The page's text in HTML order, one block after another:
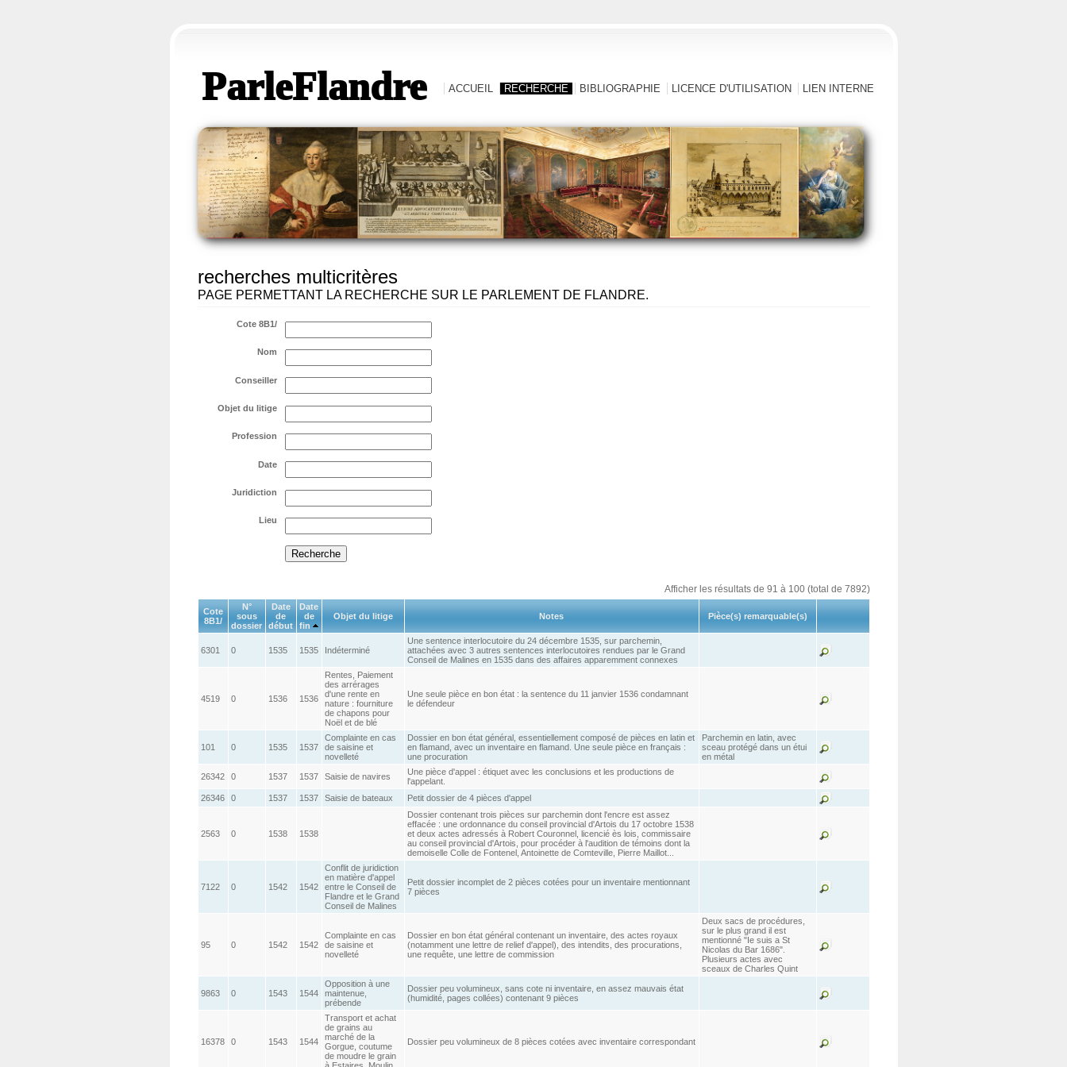
ParleFlandre ACCUEIL RECHERCHE BIBLIOGRAPHIE LICENCE D'UTILISATION LIEN INTERNE
recherches multicritères
PAGE PERMETTANT LA RECHERCHE SUR LE PARLEMENT DE FLANDRE.
Cote 8B1/
Nom
Conseiller
Objet du litige
Profession
Date
Juridiction
Lieu
Afficher les résultats de 91 à 100 (total de 7892)
Cote
8B1/
N°
sous
dossier
Date
de
début
Date
de
fin
Objet du litige Notes Pièce(s) remarquable(s)
6301 0 1535 1535 Indéterminé
Une sentence interlocutoire du 24 décembre 1535, sur parchemin,
attachées avec 3 autres sentences interlocutoires rendues par le Grand
Conseil de Malines en 1535 dans des affaires apparemment connexes
4519 0 1536 1536
Rentes, Paiement
des arrérages
d'une rente en
nature : fourniture
de chapons pour
Noël et de blé
Une seule pièce en bon état : la sentence du 11 janvier 1536 condamnant
le défendeur
101 0 1535 1537
Complainte en cas
de saisine et
novelleté
Dossier en bon état général, essentiellement composé de pièces en latin et
en flamand, avec un inventaire en flamand. Une seule pièce en français :
une procuration
Parchemin en latin, avec
sceau protégé dans un étui
en métal
26342 0 1537 1537 Saisie de navires
Une pièce d'appel : étiquet avec les conclusions et les productions de
l'appelant.
26346
0 1537 1537 Saisie de bateaux Petit dossier de 4 pièces d'appel
2563 0 1538 1538
Dossier contenant trois pièces sur parchemin dont l'encre est assez
effacée : une ordonnance du conseil provincial d'Artois du 17 octobre 1538
et deux actes adressés à Robert Couronnel, licencié ès lois, commissaire
au conseil provincial d'Artois, pour procéder à l'audition de témoins dont la
demoiselle Colle de Fontenel, Antoinette de Comteville, Pierre Maillot...
7122 0 1542 1542
Conflit de juridiction
en matière d'appel
entre le Conseil de
Flandre et le Grand
Conseil de Malines
Petit dossier incomplet de 2 pièces cotées pour un inventaire mentionnant
7 pièces
95 0 1542 1542
Complainte en cas
de saisine et
novelleté
Dossier en bon état général contenant un inventaire, des actes royaux
(notamment une lettre de relief d'appel), des intendits, des procurations,
une requête, une lettre de commission
Deux sacs de procédures,
sur le plus grand il est
mentionné "Ie suis a St
Nicolas du Bar 1686".
Plusieurs actes avec
sceaux de Charles Quint
9863 0 1543 1544
Opposition à une
maintenue,
prébende
Dossier peu volumineux, sans cote ni inventaire, en assez mauvais état
(humidité, pages collées) contenant 9 pièces
16378 0 1543 1544
Transport et achat
de grains au
marché de la
Gorgue, coutume
de moudre le grain
Dossier peu volumineux de 8 pièces cotées avec inventaire correspondant